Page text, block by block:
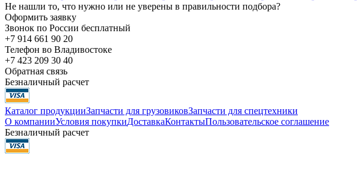
Не нашли то, что нужно или не уверены в правильности подбора?
Оформить заявку
Звонок по России бесплатный
+7 914 661 90 20
Телефон во Владивостоке
+7 423 209 30 40
Обратная связь
Безналичный расчет
Каталог продукцииЗапчасти для грузовиковЗапчасти для спецтехники
О компанииУсловия покупкиДоставкаКонтактыПользовательское соглашение
Безналичный расчет